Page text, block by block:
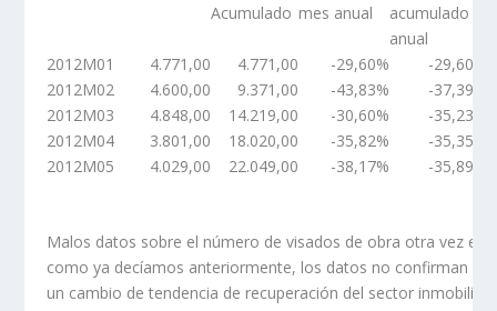
Acumulado mes anual
acumulado
anual
2012M01
4.771,00 4.771,00 -29,60%
-29,60%
2012M02
4.600,00 9.371,00 -43,83%
-37,39%
2012M03
4.848,00 14.219,00 -30,60%
-35,23%
2012M04
3.801,00 18.020,00 -35,82%
-35,35%
2012M05
4.029,00 22.049,00 -38,17% -35,89%
Malos datos sobre el número de visados de obra otra vez
como ya decíamos anteriormente, los datos no confirman un
un cambio de tendencia de recuperación del sector